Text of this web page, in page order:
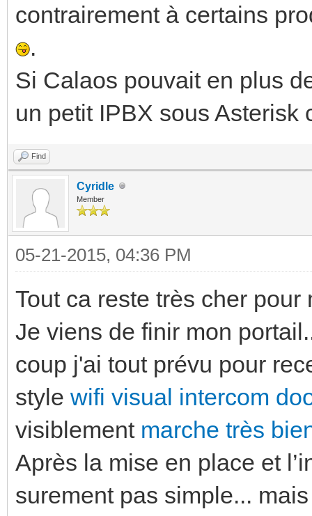
contrairement à certains
.
Si Calaos pouvait en plus
un petit IPBX sous
Find
Cyridle
Member
05-21-2015, 04:36 PM
Tout ca reste très cher pour
Je viens de finir mon
coup j'ai tout prévu pour
style wifi visual intercom
visiblement marche très
Après la mise en place et
surement pas simple...